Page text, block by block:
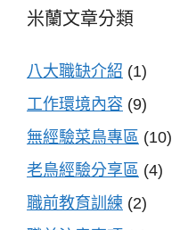
米蘭文章分類
八大職缺介紹 (1)
工作環境內容 (9)
無經驗菜鳥專區 (10)
老鳥經驗分享區 (4)
職前教育訓練 (2)